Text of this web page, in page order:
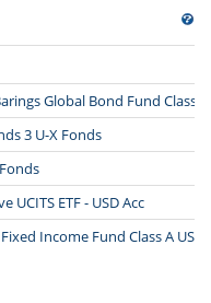
Global Bond Fund Class F
3 U-X Fonds
UCITS ETF - USD Acc
Income Fund Class A